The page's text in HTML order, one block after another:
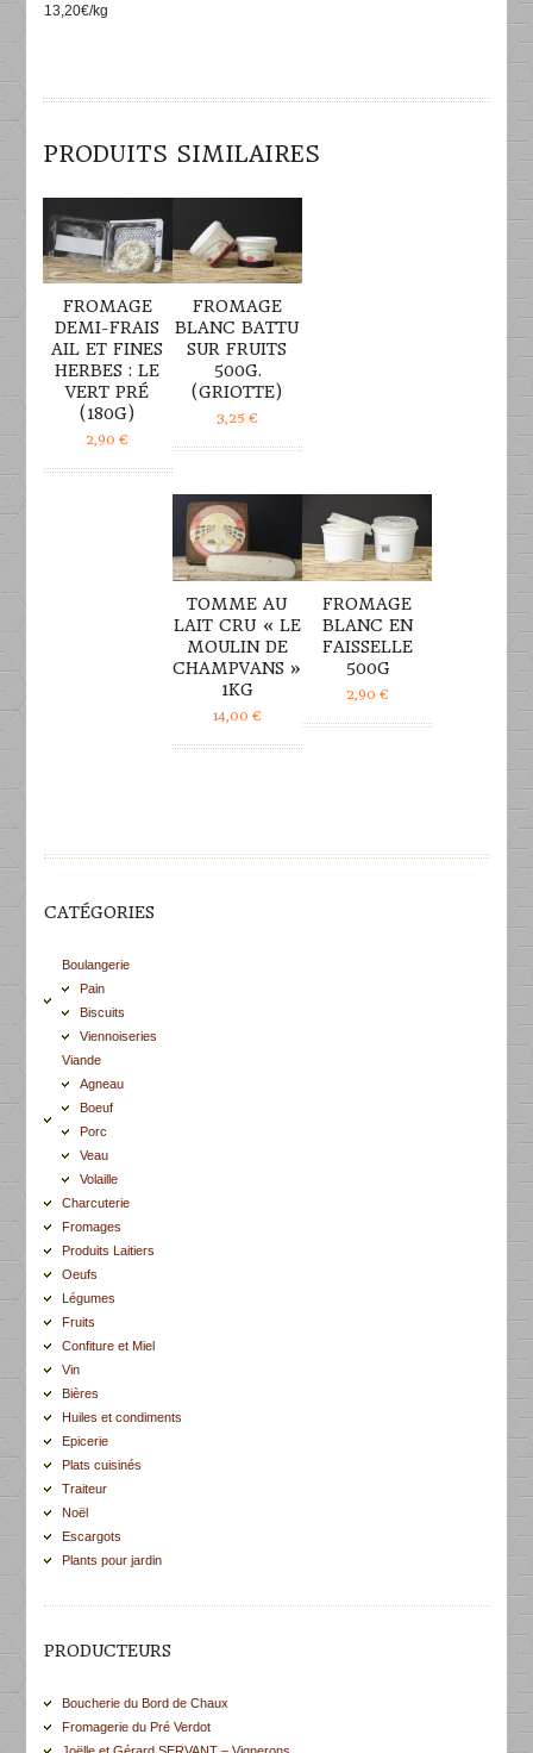
13,20€/kg
PRODUITS SIMILAIRES
FROMAGE
DEMI-FRAIS
AIL ET FINES
HERBES : LE
VERT PRÉ
(180G)
2,90€
FROMAGE
BLANC BATTU
SUR FRUITS
500G.
(GRIOTTE)
3,25 €
TOMME AU
LAIT CRU « LE
MOULIN DE
CHAMPVANS »
1KG
14,00 €
FROMAGE
BLANC EN
FAISSELLE
500G
2,90 €
CATÉGORIES
Boulangerie
Pain
Biscuits
Viennoiseries
Viande
Agneau
Boeuf
Porc
Veau
Volaille
Charcuterie
Fromages
Produits Laitiers
Oeufs
Légumes
Fruits
Confiture et Miel
Vin
Bières
Huiles et condiments
Epicerie
Plats cuisinés
Traiteur
Noël
Escargots
Plants pour jardin
PRODUCTEURS
Boucherie du Bord de Chaux
Fromagerie du Pré Verdot